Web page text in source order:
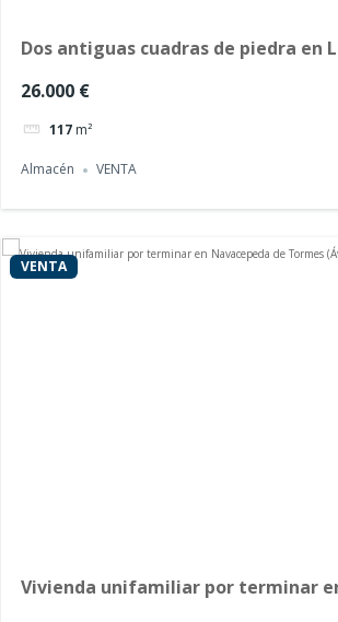
Dos antiguas cuadras de piedra en
26.000 €
117 m²
Almacén VENTA
VENTA
Vivienda unifamiliar por terminar